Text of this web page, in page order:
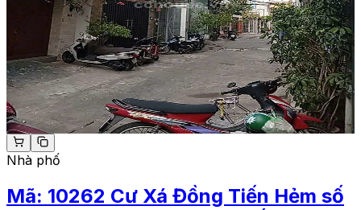
Nhà phố
Mã: 10262 Cư Xá Đồng Tiến Hẻm số